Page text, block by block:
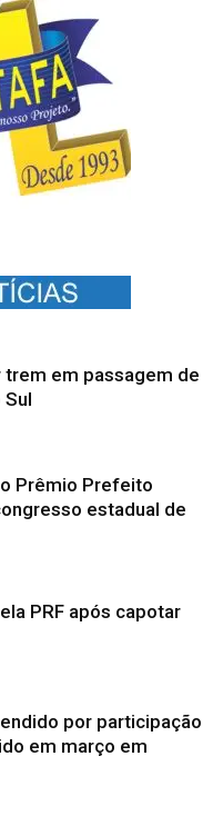
trem em passagem de
Sul
Prêmio Prefeito
estadual de
PRF após capotar
por participação
em março em